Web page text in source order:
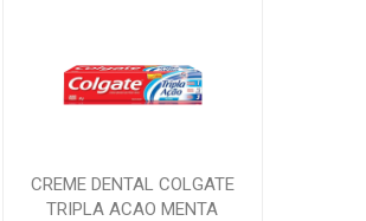
CREME DENTAL COLGATE
TRIPLA ACAO MENTA